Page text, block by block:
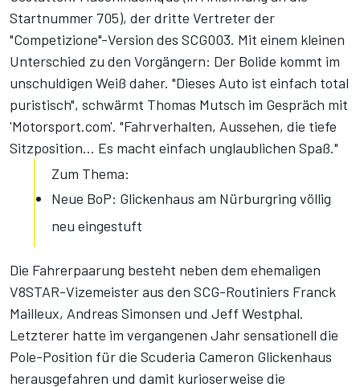
Startnummer 705), der dritte Vertreter der
"Competizione"-Version des SCG003. Mit einem kleinen
Unterschied zu den Vorgängern: Der Bolide kommt im
unschuldigen Weiß daher. "Dieses Auto ist einfach total
puristisch", schwärmt Thomas Mutsch im Gespräch mit
'Motorsport.com'. "Fahrverhalten, Aussehen, die tiefe
Sitzposition… Es macht einfach unglaublichen Spaß."
Zum Thema:
Neue BoP: Glickenhaus am Nürburgring völlig
neu eingestuft
Die Fahrerpaarung besteht neben dem ehemaligen
V8STAR-Vizemeister aus den SCG-Routiniers Franck
Mailleux, Andreas Simonsen und Jeff Westphal.
Letzterer hatte im vergangenen Jahr sensationell die
Pole-Position für die Scuderia Cameron Glickenhaus
herausgefahren und damit kurioserweise die